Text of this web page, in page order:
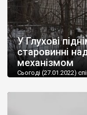
У Глухові
старовинні
механізмом
Сьогоді (27.01.2022)
механізму вони
механізм досить